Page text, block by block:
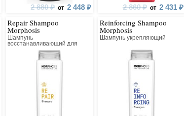
2 880 ₽ от 2 448 ₽ 2 860 ₽ от 2 431 ₽
Repair Shampoo
Morphosis
Шампунь
восстанавливающий для
поврежденных волос
Reinforcing Shampoo
Morphosis
Шампунь укрепляющий